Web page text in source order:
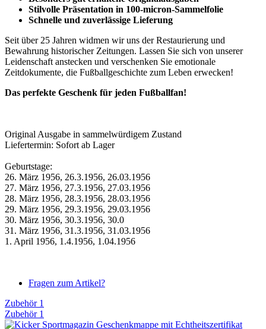
Stilvolle Präsentation in 100-micron-Sammelfolie
Schnelle und zuverlässige Lieferung
Seit über 25 Jahren widmen wir uns der Restaurierung und
Bewahrung historischer Zeitungen. Lassen Sie sich von unserer
Leidenschaft anstecken und verschenken Sie emotionale
Zeitdokumente, die Fußballgeschichte zum Leben erwecken!
Das perfekte Geschenk für jeden Fußballfan!
Original Ausgabe in sammelwürdigem Zustand
Liefertermin: Sofort ab Lager
Geburtstage:
26. März 1956, 26.3.1956, 26.03.1956
27. März 1956, 27.3.1956, 27.03.1956
28. März 1956, 28.3.1956, 28.03.1956
29. März 1956, 29.3.1956, 29.03.1956
30. März 1956, 30.3.1956, 30.0
31. März 1956, 31.3.1956, 31.03.1956
1. April 1956, 1.4.1956, 1.04.1956
Fragen zum Artikel?
Zubehör 1
Zubehör 1